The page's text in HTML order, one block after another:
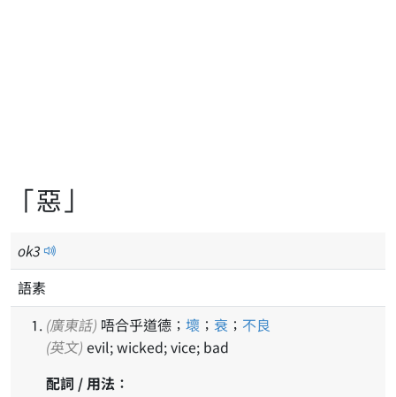
「惡」
ok3
語素
(廣東話) 唔合乎道德； 壞 ； 衰 ； 不良
(英文) evil; wicked; vice; bad
配詞 / 用法：